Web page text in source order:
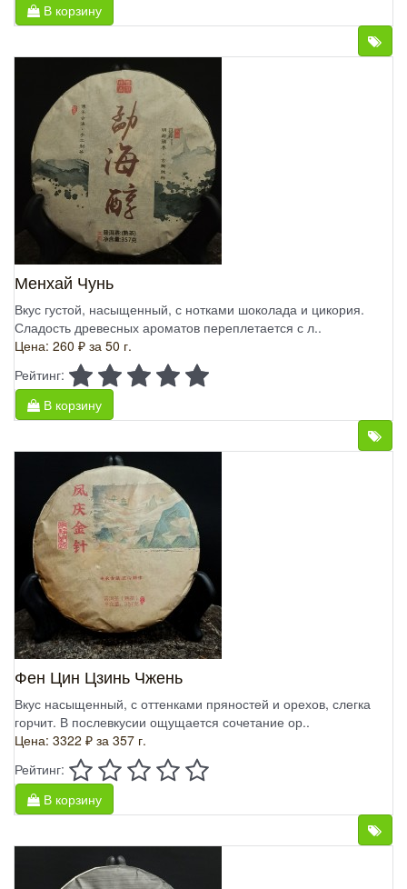
В корзину
Менхай Чунь
Вкус густой, насыщенный, с нотками шоколада и цикория.
Сладость древесных ароматов переплетается с л..
Цена: 260 ₽ за 50 г.
Рейтинг:
В корзину
Фен Цин Цзинь Чжень
Вкус насыщенный, с оттенками пряностей и орехов, слегка
горчит. В послевкусии ощущается сочетание ор..
Цена: 3322 ₽ за 357 г.
Рейтинг:
В корзину